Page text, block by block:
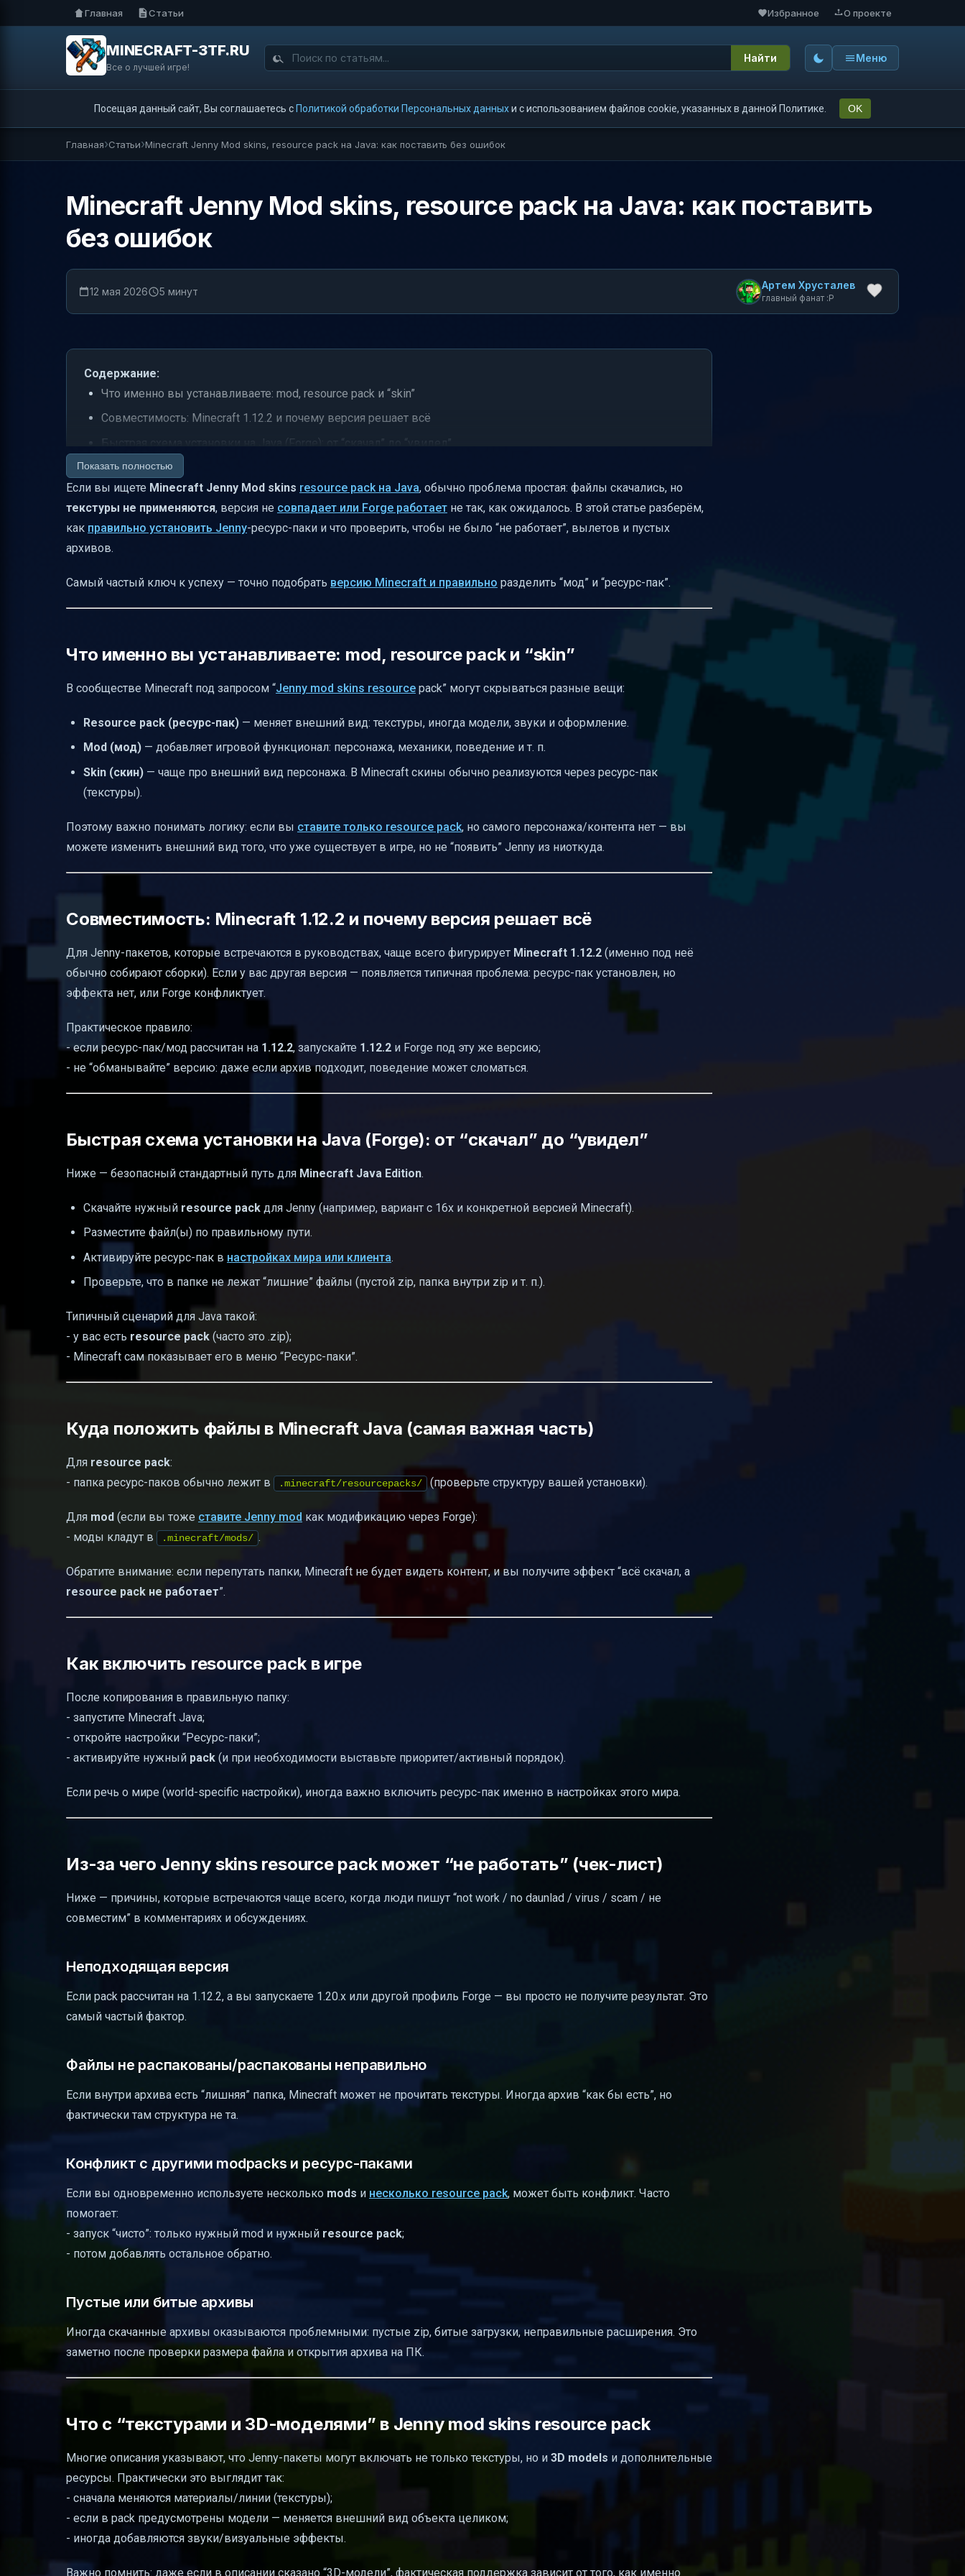
Главная Статьи Избранное О проекте
MINECRAFT-3TF.RU
Все о лучшей игре!
Найти Меню
Посещая данный сайт, Вы соглашаетесь с Политикой обработки Персональных данныхи с использованием файлов cookie, указанных в данной Политике. OK
Главная Статьи Minecraft Jenny Mod skins, resource pack на Java: как поставить без ошибок
Minecraft Jenny Mod skins, resource pack на Java: как поставить
без ошибок
12 мая 2026 5 минут Артем Хрусталев
главный фанат :P
Содержание:
Что именно вы устанавливаете: mod, resource pack и “skin”
Совместимость: Minecraft 1.12.2 и почему версия решает всё
Быстрая схема установки на Java (Forge): от “скачал” до “увидел”
Куда положить файлы в Minecraft Java (самая важная часть)
Как включить resource pack в игре
Из-за чего Jenny skins resource pack может “не работать” (чек-лист)
Java vs Bedrock: почему в запросе упор на Java
Показать полностью
Если вы ищете Minecraft Jenny Mod skins resource pack на Java, обычно проблема простая: файлы скачались, но
текстуры не применяются, версия не совпадает или Forge работает не так, как ожидалось. В этой статье разберём,
как правильно установить Jenny-ресурс-паки и что проверить, чтобы не было “не работает”, вылетов и пустых
архивов.
Самый частый ключ к успеху — точно подобрать версию Minecraft и правильно разделить “мод” и “ресурс-пак”.
Что именно вы устанавливаете: mod, resource pack и “skin”
В сообществе Minecraft под запросом “Jenny mod skins resource pack” могут скрываться разные вещи:
Resource pack (ресурс-пак) — меняет внешний вид: текстуры, иногда модели, звуки и оформление.
Mod (мод) — добавляет игровой функционал: персонажа, механики, поведение и т. п.
Skin (скин) — чаще про внешний вид персонажа. В Minecraft скины обычно реализуются через ресурс-пак
(текстуры).
Поэтому важно понимать логику: если вы ставите только resource pack, но самого персонажа/контента нет — вы
можете изменить внешний вид того, что уже существует в игре, но не “появить” Jenny из ниоткуда.
Совместимость: Minecraft 1.12.2 и почему версия решает всё
Для Jenny-пакетов, которые встречаются в руководствах, чаще всего фигурирует Minecraft 1.12.2 (именно под неё
обычно собирают сборки). Если у вас другая версия — появляется типичная проблема: ресурс-пак установлен, но
эффекта нет, или Forge конфликтует.
Практическое правило:
- если ресурс-пак/мод рассчитан на 1.12.2, запускайте 1.12.2 и Forge под эту же версию;
- не “обманывайте” версию: даже если архив подходит, поведение может сломаться.
Быстрая схема установки на Java (Forge): от “скачал” до “увидел”
Ниже — безопасный стандартный путь для Minecraft Java Edition.
Скачайте нужный resource pack для Jenny (например, вариант с 16x и конкретной версией Minecraft).
Разместите файл(ы) по правильному пути.
Активируйте ресурс-пак в настройках мира или клиента.
Проверьте, что в папке не лежат “лишние” файлы (пустой zip, папка внутри zip и т. п.).
Типичный сценарий для Java такой:
- у вас есть resource pack (часто это .zip);
- Minecraft сам показывает его в меню “Ресурс-паки”.
Куда положить файлы в Minecraft Java (самая важная часть)
Для resource pack:
- папка ресурc-паков обычно лежит в
.minecraft/resourcepacks/ (проверьте структуру вашей установки).
Для mod (если вы тоже ставите Jenny mod как модификацию через Forge):
- моды кладут в
.minecraft/mods/ .
Обратите внимание: если перепутать папки, Minecraft не будет видеть контент, и вы получите эффект “всё скачал, а
resource pack не работает”.
Как включить resource pack в игре
После копирования в правильную папку:
- запустите Minecraft Java;
- откройте настройки “Ресурс-паки”;
- активируйте нужный pack (и при необходимости выставьте приоритет/активный порядок).
Если речь о мире (world-specific настройки), иногда важно включить ресурс-пак именно в настройках этого мира.
Из-за чего Jenny skins resource pack может “не работать” (чек-лист)
Ниже — причины, которые встречаются чаще всего, когда люди пишут “not work / no daunlad / virus / scam / не
совместим” в комментариях и обсуждениях.
Неподходящая версия
Если pack рассчитан на 1.12.2, а вы запускаете 1.20.x или другой профиль Forge — вы просто не получите результат. Это
самый частый фактор.
Файлы не распакованы/распакованы неправильно
Если внутри архива есть “лишняя” папка, Minecraft может не прочитать текстуры. Иногда архив “как бы есть”, но
фактически там структура не та.
Конфликт с другими modpacks и ресурс-паками
Если вы одновременно используете несколько mods и несколько resource pack, может быть конфликт. Часто
помогает:
- запуск “чисто”: только нужный mod и нужный resource pack;
- потом добавлять остальное обратно.
Пустые или битые архивы
Иногда скачанные архивы оказываются проблемными: пустые zip, битые загрузки, неправильные расширения. Это
заметно после проверки размера файла и открытия архива на ПК.
Что с “текстурами и 3D-моделями” в Jenny mod skins resource pack
Многие описания указывают, что Jenny-пакеты могут включать не только текстуры, но и 3D models и дополнительные
ресурсы. Практически это выглядит так:
- сначала меняются материалы/линии (текстуры);
- если в pack предусмотрены модели — меняется внешний вид объекта целиком;
- иногда добавляются звуки/визуальные эффекты.
Важно помнить: даже если в описании сказано “3D-модели”, фактическая поддержка зависит от того, как именно